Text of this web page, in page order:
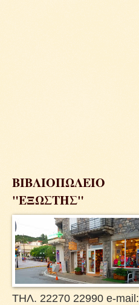
ΒΙΒΛΙΟΠΩΛΕΙΟ
"ΕΞΩΣΤΗΣ"
ΤΗΛ. 22270 22990 e-mail: